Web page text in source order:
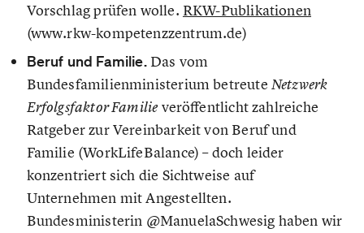
Vorschlag prüfen wolle. RKW-Publikationen
(www.rkw-kompetenzzentrum.de)
Beruf und Familie.Das vom
Bundesfamilienministerium betreute Netzwerk
Erfolgsfaktor Familieveröffentlicht zahlreiche
Ratgeber zur Vereinbarkeit von Beruf und
Familie (WorkLifeBalance) – doch leider
konzentriert sich die Sichtweise auf
Unternehmen mit Angestellten.
Bundesministerin @ManuelaSchwesig haben wir